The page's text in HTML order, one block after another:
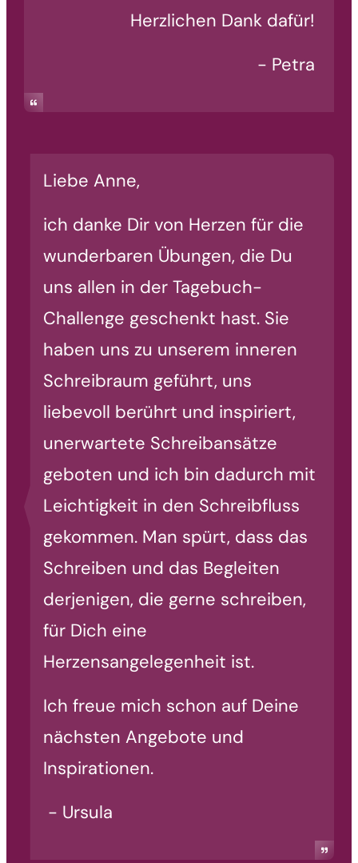
Herzlichen Dank dafür!
- Petra
Liebe Anne,
ich danke Dir von Herzen für die
wunderbaren Übungen, die Du
uns allen in der Tagebuch-
Challenge geschenkt hast. Sie
haben uns zu unserem inneren
Schreibraum geführt, uns
liebevoll berührt und inspiriert,
unerwartete Schreibansätze
geboten und ich bin dadurch mit
Leichtigkeit in den Schreibfluss
gekommen. Man spürt, dass das
Schreiben und das Begleiten
derjenigen, die gerne schreiben,
für Dich eine
Herzensangelegenheit ist.
Ich freue mich schon auf Deine
nächsten Angebote und
Inspirationen.
- Ursula